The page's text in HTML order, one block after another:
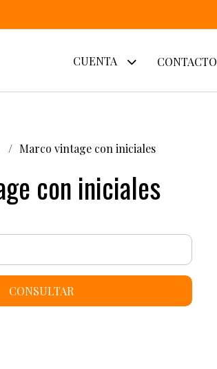
CUENTA CONTACTO
Marco vintage con iniciales
con iniciales
CONSULTAR